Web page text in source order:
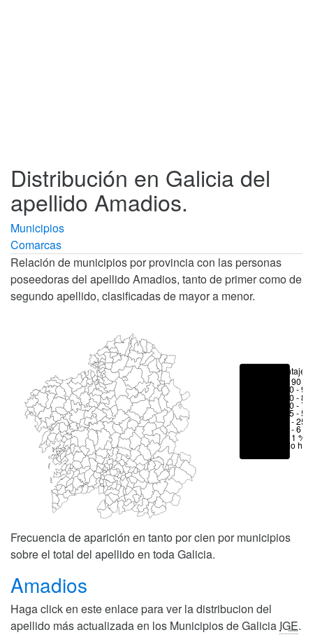
Distribución en Galicia del
apellido Amadios.
Municipios
Comarcas
Relación de municipios por provincia con las personas
poseedoras del apellido Amadios, tanto de primer como de
segundo apellido, clasificadas de mayor a menor.
Porcentajes
> 90 %
80 -
70 -
50 -
25 -
6 - 25
1 - 6 %
< 1 %
No hay
Frecuencia de aparición en tanto por cien por municipios
sobre el total del apellido en toda Galicia.
Amadios
Haga click en este enlace para ver la distribucion del
apellido más actualizada en los Municipios de Galicia IGE.